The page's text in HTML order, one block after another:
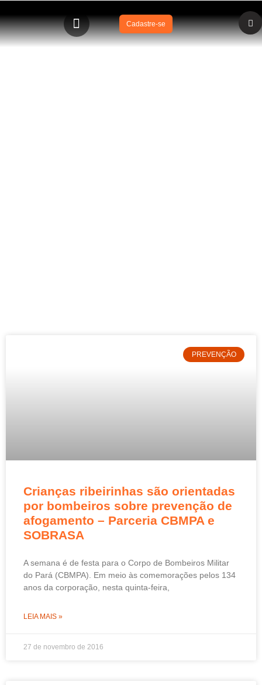
Cadastre-se
PREVENÇÃO
Crianças ribeirinhas são orientadas
por bombeiros sobre prevenção de
afogamento – Parceria CBMPA e
SOBRASA
A semana é de festa para o Corpo de Bombeiros Militar
do Pará (CBMPA). Em meio às comemorações pelos 134
anos da corporação, nesta quinta-feira,
LEIA MAIS »
27 de novembro de 2016